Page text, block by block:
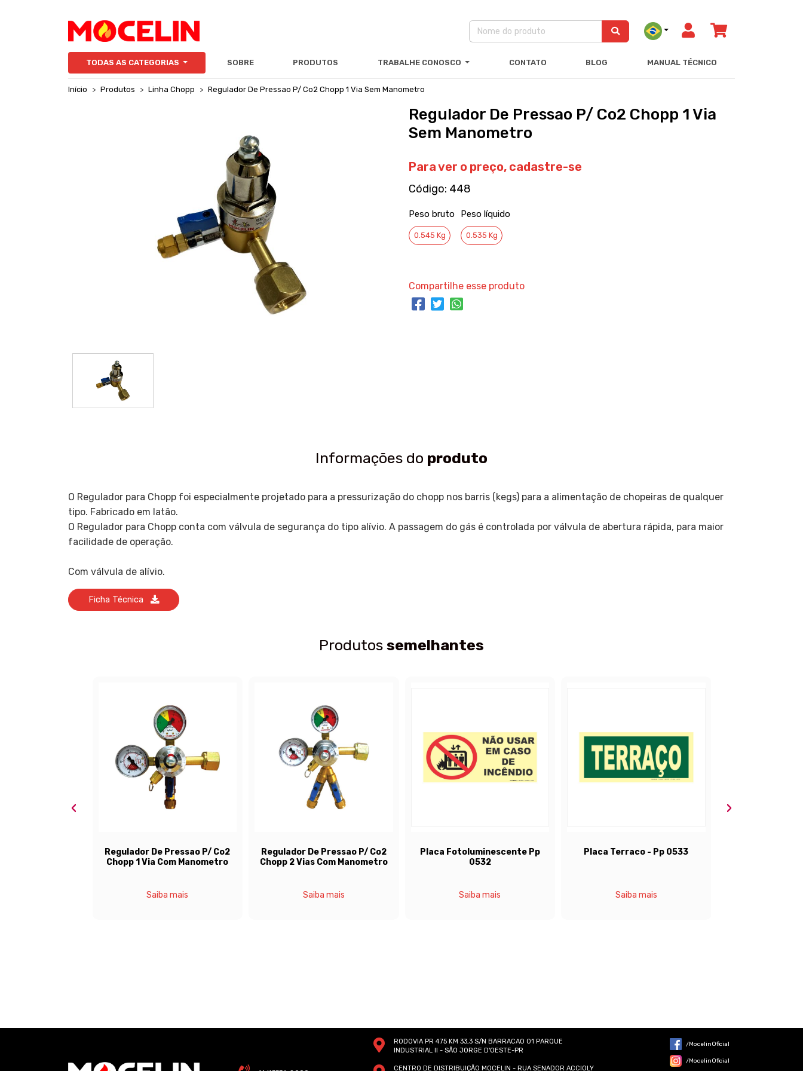
TODAS AS CATEGORIAS SOBRE PRODUTOS TRABALHE CONOSCO CONTATO BLOG MANUAL TÉCNICO
Início Produtos Linha Chopp Regulador De Pressao P/ Co2 Chopp 1 Via Sem Manometro
Regulador De Pressao P/ Co2 Chopp 1 Via
Sem Manometro
Para ver o preço, cadastre-se
Código: 448
Peso bruto
0.545 Kg
Peso líquido
0.535 Kg
Compartilhe esse produto
Informações do produto
O Regulador para Chopp foi especialmente projetado para a pressurização do chopp nos barris (kegs) para a alimentação de chopeiras de qualquer
tipo. Fabricado em latão.
O Regulador para Chopp conta com válvula de segurança do tipo alívio. A passagem do gás é controlada por válvula de abertura rápida, para maior
facilidade de operação.
Com válvula de alívio.
Ficha Técnica
Produtos semelhantes
De Pressao P/ Co2
1 Via Com Manometro
Regulador De Pressao P/ Co2
Chopp 2 Vias Com Manometro
Saiba mais
Placa Fotoluminescente Pp
0532
Saiba mais
Placa Terraco - Pp 0533
Saiba mais
Placa Quadro Eletrico - Pp
Saiba mais
‹ ›
RODOVIA PR 475 KM 33,3 S/N BARRACAO 01 PARQUE
INDUSTRIAL II - SÃO JORGE D'OESTE-PR
CENTRO DE DISTRIBUIÇÃO MOCELIN - RUA SENADOR ACCIOLY
/MocelinOficial
/MocelinOficial